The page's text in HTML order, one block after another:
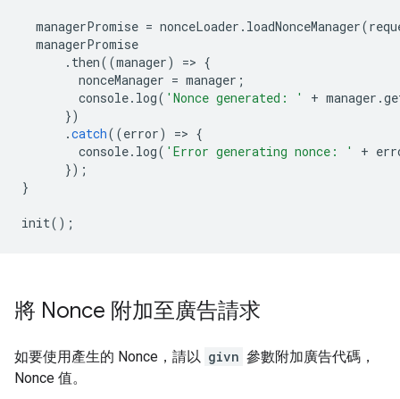
managerPromise = nonceLoader . loadNonceManager(
managerPromise
. then((manager) => {
nonceManager = manager ;
console. log( 'Nonce generated: ' + manager .
})
.catch((error) => {
console. log( 'Error generating nonce: ' +
});
}
init();
將 Nonce 附加至廣告請求
如要使用產生的 Nonce，請以 givn 參數附加廣告代碼，
Nonce 值。